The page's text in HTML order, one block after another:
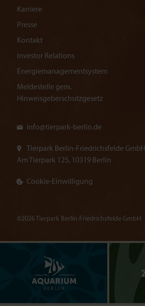
Karriere
Presse
Kontakt
Investor Relations
Energiemanagementsystem
Meldestelle gem.
Hinweisgeberschutzgesetz
info@tierpark-berlin.de
Tierpark Berlin-Friedrichsfelde GmbH
Am Tierpark 125, 10319 Berlin
Cookie-Einwilligung
©2026 Tierpark Berlin-Friedrichsfelde GmbH